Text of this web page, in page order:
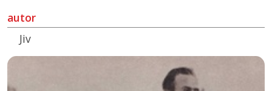
autor
Jiv